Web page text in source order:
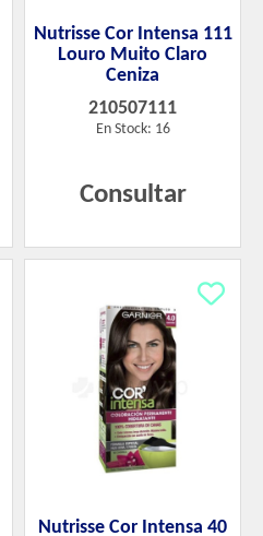
Nutrisse Cor Intensa 111
Louro Muito Claro
Ceniza
210507111
En Stock: 16
Consultar
Nutrisse Cor Intensa 40